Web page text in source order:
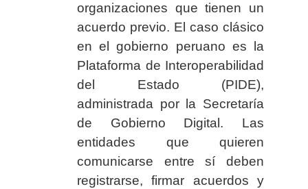
organizaciones que tienen un
acuerdo previo. El caso clásico
en el gobierno peruano es la
Plataforma de Interoperabilidad
del Estado (PIDE),
administrada por la Secretaría
de Gobierno Digital. Las
entidades que quieren
comunicarse entre sí deben
registrarse, firmar acuerdos y